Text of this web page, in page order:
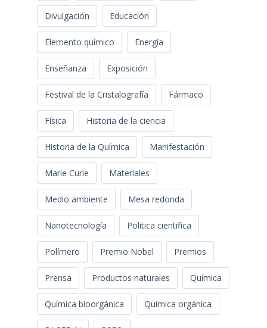
Divulgación Educación
Elemento químico Energía
Enseñanza Exposición
Festival de la Cristalografía Fármaco
Física Historia de la ciencia
Historia de la Química Manifestación
Marie Curie Materiales
Medio ambiente Mesa redonda
Nanotecnología Politica cientifica
Polímero Premio Nobel Premios
Prensa Productos naturales Química
Química bioorgánica Química orgánica